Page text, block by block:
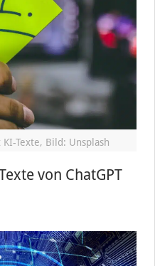
Texte, Bild: Unsplash
von ChatGPT